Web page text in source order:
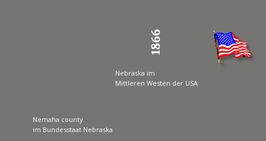
Nebraska im
Mittleren Westen der USA
Nemaha county
im Bundesstaat Nebraska